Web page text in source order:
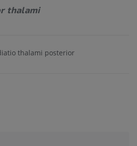
thalami
thalami posterior